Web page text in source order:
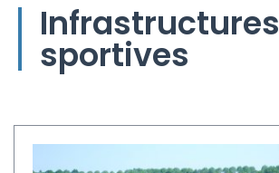
Infrastructures
sportives